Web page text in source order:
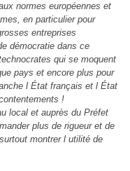
normes européennes et
en particulier pour
entreprises
démocratie dans ce
qui se moquent
pays et encore plus pour
l État français et l État
!
local et auprès du Préfet
plus de rigueur et de
montrer l utilité de